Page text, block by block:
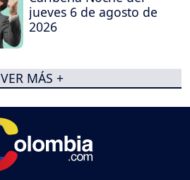
jueves 6 de agosto de
2026
VER MÁS +